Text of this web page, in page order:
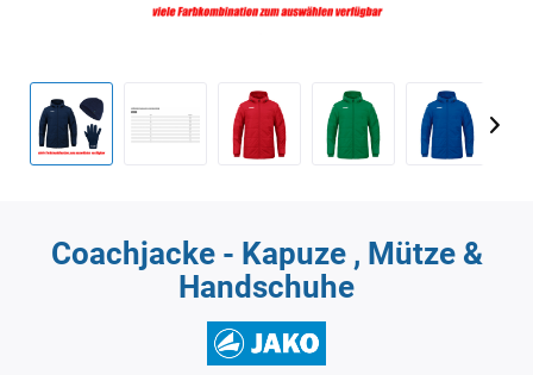
Coachjacke - Kapuze , Mütze &
Handschuhe